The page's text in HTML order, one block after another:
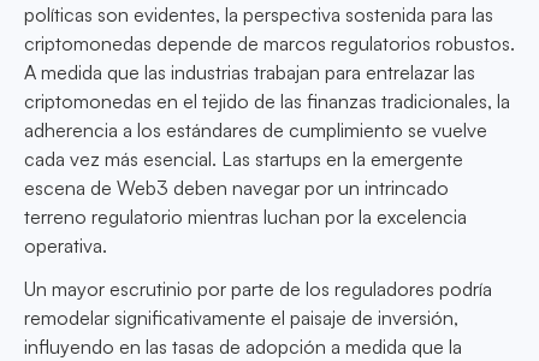
políticas son evidentes, la perspectiva sostenida para las
criptomonedas depende de marcos regulatorios robustos.
A medida que las industrias trabajan para entrelazar las
criptomonedas en el tejido de las finanzas tradicionales, la
adherencia a los estándares de cumplimiento se vuelve
cada vez más esencial. Las startups en la emergente
escena de Web3 deben navegar por un intrincado
terreno regulatorio mientras luchan por la excelencia
operativa.
Un mayor escrutinio por parte de los reguladores podría
remodelar significativamente el paisaje de inversión,
influyendo en las tasas de adopción a medida que la